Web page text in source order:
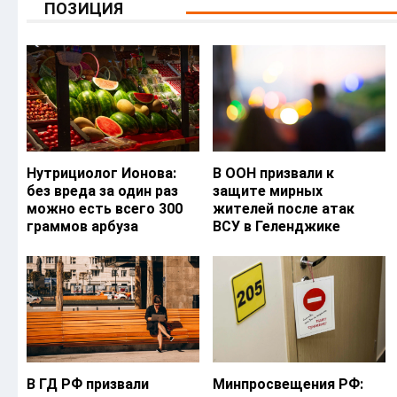
ПОЗИЦИЯ
Нутрициолог Ионова:
без вреда за один раз
можно есть всего 300
граммов арбуза
В ООН призвали к
защите мирных
жителей после атак
ВСУ в Геленджике
В ГД РФ призвали
Минпросвещения РФ: